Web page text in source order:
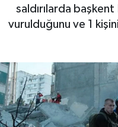
saldırılarda
vurulduğunu ve 1
MAGAZİN
SAĞLIK
SON DAKİKA
Haber Arşivi